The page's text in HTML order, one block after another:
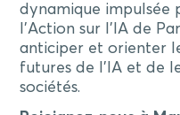
dynamique impulsée
l’Action sur l’IA de
anticiper et orienter
futures de l’IA et de
sociétés.